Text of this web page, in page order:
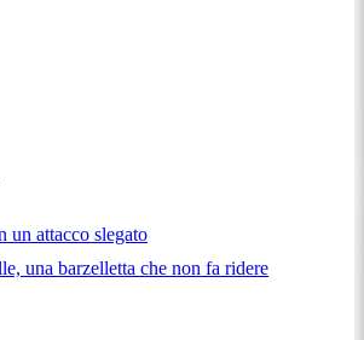
un attacco slegato
una barzelletta che non fa ridere